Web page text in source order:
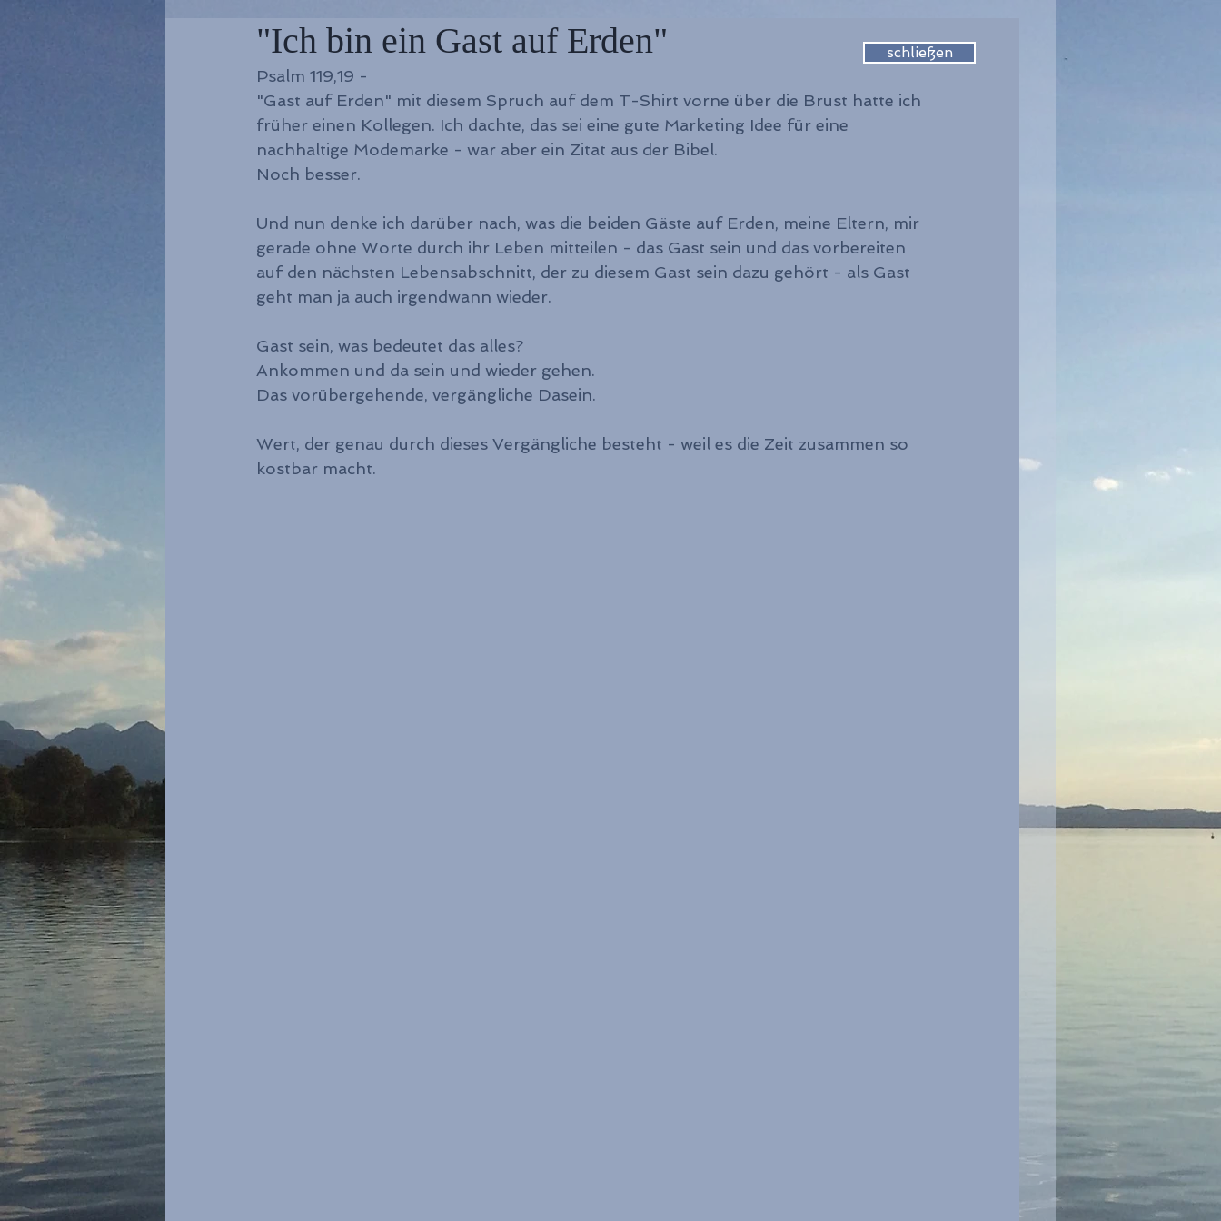
"Ich bin ein Gast auf Erden"
Psalm 119,19 -
"Gast auf Erden" mit diesem Spruch auf dem T-Shirt vorne über die Brust hatte ich
früher einen Kollegen. Ich dachte, das sei eine gute Marketing Idee für eine
nachhaltige Modemarke - war aber ein Zitat aus der Bibel.
Noch besser.
Und nun denke ich darüber nach, was die beiden Gäste auf Erden, meine Eltern, mir
gerade ohne Worte durch ihr Leben mitteilen - das Gast sein und das vorbereiten
auf den nächsten Lebensabschnitt, der zu diesem Gast sein dazu gehört - als Gast
geht man ja auch irgendwann wieder.
Gast sein, was bedeutet das alles?
Ankommen und da sein und wieder gehen.
Das vorübergehende, vergängliche Dasein.
Wert, der genau durch dieses Vergängliche besteht - weil es die Zeit zusammen so
kostbar macht.
schließen